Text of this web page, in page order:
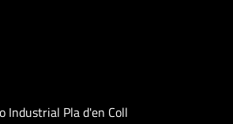
Industrial Pla d'en Coll